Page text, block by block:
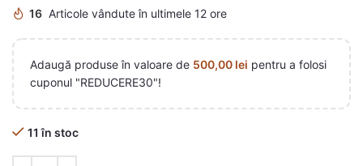
16 Articole vândute în ultimele 12 ore
Adaugă produse în valoare de 500,00 lei pentru a folosi
cuponul "REDUCERE30"!
11 în stoc